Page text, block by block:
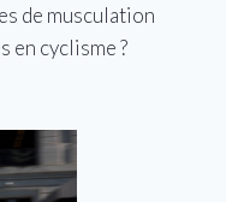
de musculation
en cyclisme ?